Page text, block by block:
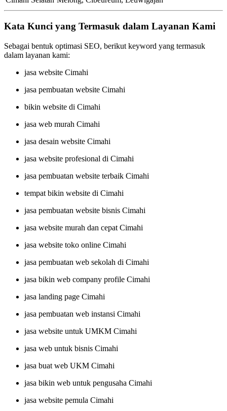
Kata Kunci yang Termasuk dalam Layanan Kami
Sebagai bentuk optimasi SEO, berikut keyword yang termasuk
dalam layanan kami:
jasa website Cimahi
jasa pembuatan website Cimahi
bikin website di Cimahi
jasa web murah Cimahi
jasa desain website Cimahi
jasa website profesional di Cimahi
jasa pembuatan website terbaik Cimahi
tempat bikin website di Cimahi
jasa pembuatan website bisnis Cimahi
jasa website murah dan cepat Cimahi
jasa website toko online Cimahi
jasa pembuatan web sekolah di Cimahi
jasa bikin web company profile Cimahi
jasa landing page Cimahi
jasa pembuatan web instansi Cimahi
jasa website untuk UMKM Cimahi
jasa web untuk bisnis Cimahi
jasa buat web UKM Cimahi
jasa bikin web untuk pengusaha Cimahi
jasa website pemula Cimahi